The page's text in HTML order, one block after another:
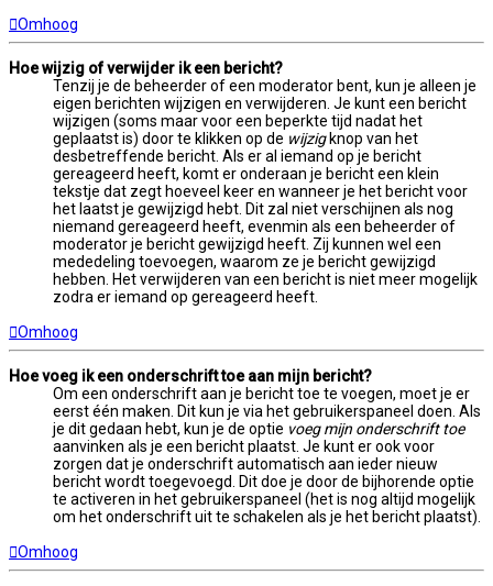
Omhoog
Hoe wijzig of verwijder ik een bericht?
Tenzij je de beheerder of een moderator bent, kun je alleen je
eigen berichten wijzigen en verwijderen. Je kunt een bericht
wijzigen (soms maar voor een beperkte tijd nadat het
geplaatst is) door te klikken op de wijzigknop van het
desbetreffende bericht. Als er al iemand op je bericht
gereageerd heeft, komt er onderaan je bericht een klein
tekstje dat zegt hoeveel keer en wanneer je het bericht voor
het laatst je gewijzigd hebt. Dit zal niet verschijnen als nog
niemand gereageerd heeft, evenmin als een beheerder of
moderator je bericht gewijzigd heeft. Zij kunnen wel een
mededeling toevoegen, waarom ze je bericht gewijzigd
hebben. Het verwijderen van een bericht is niet meer mogelijk
zodra er iemand op gereageerd heeft.
Omhoog
Hoe voeg ik een onderschrift toe aan mijn bericht?
Om een onderschrift aan je bericht toe te voegen, moet je er
eerst één maken. Dit kun je via het gebruikerspaneel doen. Als
je dit gedaan hebt, kun je de optie voeg mijn onderschrift toe
aanvinken als je een bericht plaatst. Je kunt er ook voor
zorgen dat je onderschrift automatisch aan ieder nieuw
bericht wordt toegevoegd. Dit doe je door de bijhorende optie
te activeren in het gebruikerspaneel (het is nog altijd mogelijk
om het onderschrift uit te schakelen als je het bericht plaatst).
Omhoog